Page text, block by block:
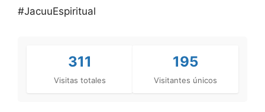
#JacuuEspiritual
311
Visitas totales
195
Visitantes únicos